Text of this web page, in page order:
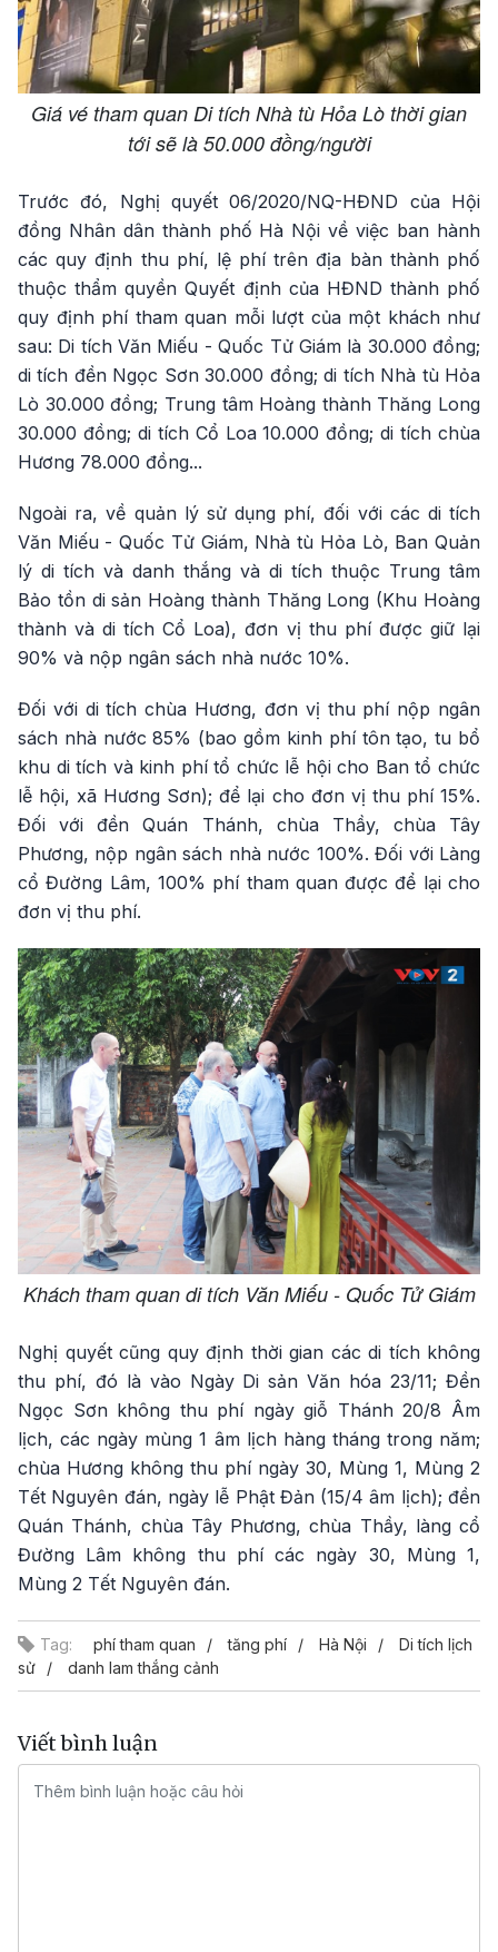
Giá vé tham quan Di tích Nhà tù Hỏa Lò thời gian
tới sẽ là 50.000 đồng/người
Trước đó, Nghị quyết 06/2020/NQ-HĐND của Hội
đồng Nhân dân thành phố Hà Nội về việc ban hành
các quy định thu phí, lệ phí trên địa bàn thành phố
thuộc thẩm quyền Quyết định của HĐND thành phố
quy định phí tham quan mỗi lượt của một khách như
sau: Di tích Văn Miếu - Quốc Tử Giám là 30.000 đồng;
di tích đền Ngọc Sơn 30.000 đồng; di tích Nhà tù Hỏa
Lò 30.000 đồng; Trung tâm Hoàng thành Thăng Long
30.000 đồng; di tích Cổ Loa 10.000 đồng; di tích chùa
Hương 78.000 đồng...
Ngoài ra, về quản lý sử dụng phí, đối với các di tích
Văn Miếu - Quốc Tử Giám, Nhà tù Hỏa Lò, Ban Quản
lý di tích và danh thắng và di tích thuộc Trung tâm
Bảo tồn di sản Hoàng thành Thăng Long (Khu Hoàng
thành và di tích Cổ Loa), đơn vị thu phí được giữ lại
90% và nộp ngân sách nhà nước 10%.
Đối với di tích chùa Hương, đơn vị thu phí nộp ngân
sách nhà nước 85% (bao gồm kinh phí tôn tạo, tu bổ
khu di tích và kinh phí tổ chức lễ hội cho Ban tổ chức
lễ hội, xã Hương Sơn); để lại cho đơn vị thu phí 15%.
Đối với đền Quán Thánh, chùa Thầy, chùa Tây
Phương, nộp ngân sách nhà nước 100%. Đối với Làng
cổ Đường Lâm, 100% phí tham quan được để lại cho
đơn vị thu phí.
Khách tham quan di tích Văn Miếu - Quốc Tử Giám
Nghị quyết cũng quy định thời gian các di tích không
thu phí, đó là vào Ngày Di sản Văn hóa 23/11; Đền
Ngọc Sơn không thu phí ngày giỗ Thánh 20/8 Âm
lịch, các ngày mùng 1 âm lịch hàng tháng trong năm;
chùa Hương không thu phí ngày 30, Mùng 1, Mùng 2
Tết Nguyên đán, ngày lễ Phật Đản (15/4 âm lịch); đền
Quán Thánh, chùa Tây Phương, chùa Thầy, làng cổ
Đường Lâm không thu phí các ngày 30, Mùng 1,
Mùng 2 Tết Nguyên đán.
Tag: phí tham quan tăng phí Hà Nội
Di tích lịch
sử
danh lam thắng cảnh
Viết bình luận